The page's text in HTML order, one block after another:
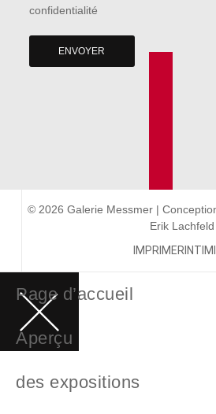
confidentialité
ENVOYER
© 2026 Galerie Messmer |
Erik Lachfeld
IMPRIMER
Page d’accueil
Aperçu
des expositions